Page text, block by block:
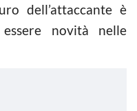
dell’attaccante è
novità nelle